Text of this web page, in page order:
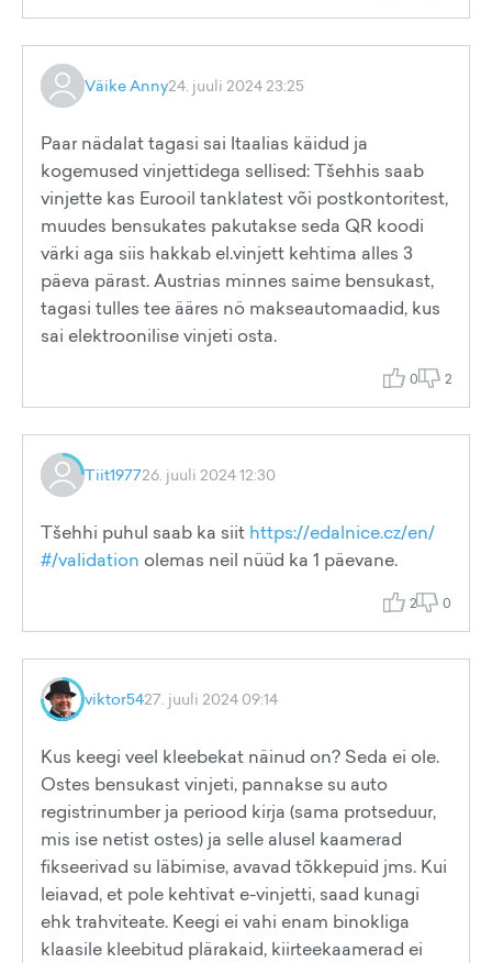
Väike Anny24. juuli 2024 23:25
Paar nädalat tagasi sai Itaalias käidud ja
kogemused vinjettidega sellised: Tšehhis saab
vinjette kas Eurooil tanklatest või postkontoritest,
muudes bensukates pakutakse seda QR koodi
värki aga siis hakkab el.vinjett kehtima alles 3
päeva pärast. Austrias minnes saime bensukast,
tagasi tulles tee ääres nö makseautomaadid, kus
sai elektroonilise vinjeti osta.
0 2
Tiit197726. juuli 2024 12:30
Tšehhi puhul saab ka siit https://edalnice.cz/en/
#/validation olemas neil nüüd ka 1 päevane.
2 0
viktor5427. juuli 2024 09:14
Kus keegi veel kleebekat näinud on? Seda ei ole.
Ostes bensukast vinjeti, pannakse su auto
registrinumber ja periood kirja (sama protseduur,
mis ise netist ostes) ja selle alusel kaamerad
fikseerivad su läbimise, avavad tõkkepuid jms. Kui
leiavad, et pole kehtivat e-vinjetti, saad kunagi
ehk trahviteate. Keegi ei vahi enam binokliga
klaasile kleebitud plärakaid, kiirteekaamerad ei